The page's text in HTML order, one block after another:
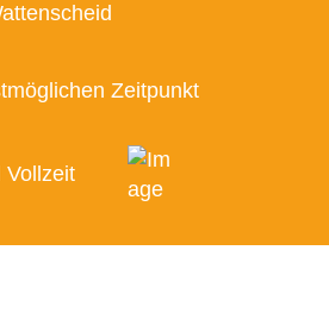
Zeitpunkt
Vollzeit